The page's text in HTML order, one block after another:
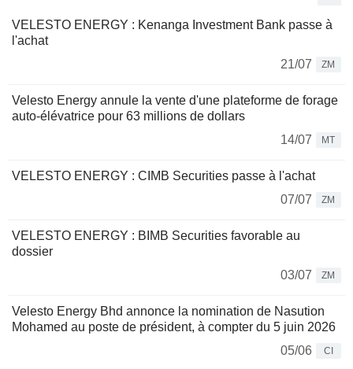
VELESTO ENERGY : Kenanga Investment Bank passe à
l'achat
21/07
ZM
Velesto Energy annule la vente d'une plateforme de forage
auto-élévatrice pour 63 millions de dollars
14/07
MT
VELESTO ENERGY : CIMB Securities passe à l'achat
07/07
ZM
VELESTO ENERGY : BIMB Securities favorable au
dossier
03/07
ZM
Velesto Energy Bhd annonce la nomination de Nasution
Mohamed au poste de président, à compter du 5 juin 2026
05/06
CI